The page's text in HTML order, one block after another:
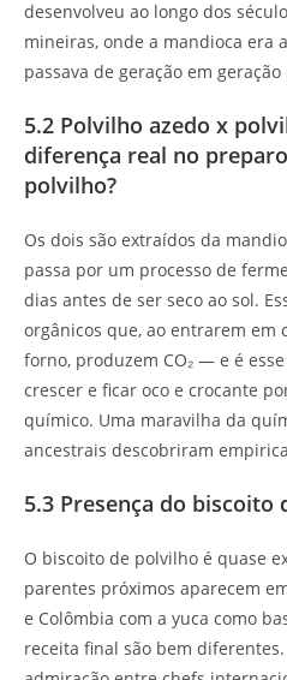
desenvolveu ao longo dos
mineiras, onde a mandioca era
passava de geração em
5.2 Polvilho azedo x
diferença real no
polvilho?
Os dois são extraídos da
passa por um processo de
dias antes de ser seco ao sol.
orgânicos que, ao entrarem em
forno, produzem CO₂ — e é
crescer e ficar oco e crocante
químico. Uma maravilha da
ancestrais descobriram
5.3 Presença do
O biscoito de polvilho é quase
parentes próximos aparecem
e Colômbia com a yuca como
receita final são bem